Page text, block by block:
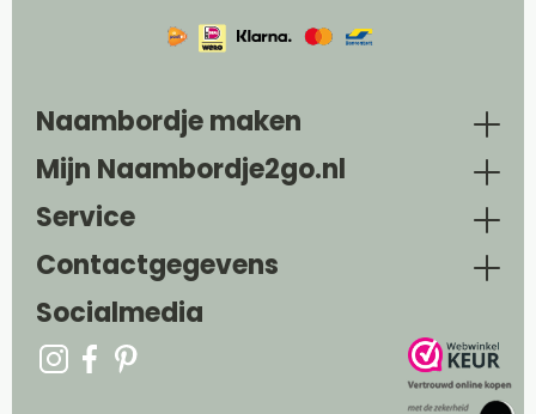
Naambordje maken
Mijn Naambordje2go.nl
Service
Contactgegevens
Socialmedia